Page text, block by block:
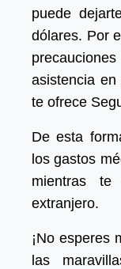
puede
dólares. Por
asistencia
te ofrece
De esta
los gastos
mientras
extranjero.
¡No esperes
las